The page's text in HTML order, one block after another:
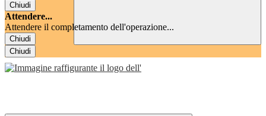
Chiudi
Attendere...
Attendere il completamento dell'operazione...
Chiudi
Chiudi